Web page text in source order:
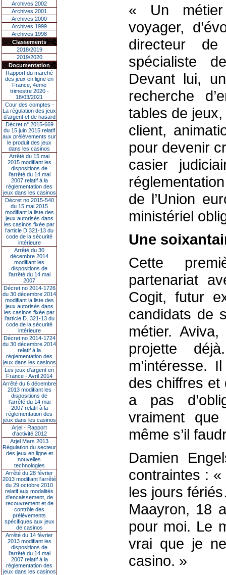
Archives 2002
Archives 2001
Archives 2000
Archives 1999
Archives 1998
Classements
2018/2019
2019/2020
Documentation
Rapport du marché
des jeux en ligne en
France, 4eme
trimestre 2020 -
18/03/2021
Cour des comptes -
La régulation des jeux
d’argent et de hasard
Décret n° 2015-669
du 15 juin 2015 relatif
aux prélèvements sur
le produit des jeux
dans les casinos
Arrêté du 15 mai
2015 modifiant les
dispositions de
l’arrêté du 14 mai
2007 relatif à la
réglementation des
jeux dans les casinos
Décret no 2015-540
du 15 mai 2015
modifiant la liste des
jeux autorisés dans
les casinos fixée par
l’article D.321-13 du
code de la sécurité
intérieure
Arrêté du 30
décembre 2014
modifiant les
dispositions de
l’arrêté du 14 mai
2007
Décret no 2014-1726
du 30 décembre 2014
modifiant la liste des
jeux autorisés dans
les casinos fixée par
l’article D. 321-13 du
code de la sécurité
intérieure
Décret no 2014-1724
du 30 décembre 2014
relatif à la
réglementation des
jeux dans les casinos
Les jeux d’argent en
France - Avril 2014
Arrêté du 6 décembre
2013 modifiant les
dispositions de
l’arrêté du 14 mai
2007 relatif à la
réglementation des
jeux dans les casinos
Arjel - Rapport
d'activité 2012
Arjel Mars 2013
Régulation du secteur
des jeux en ligne et
nouvelles
technologies
Arrêté du 28 février
2013 modifiant l'arrêté
du 29 octobre 2010
relatif aux modalités
d'encaissement, de
recouvrement et de
contrôle des
prélèvements
spécifiques aux jeux
de casinos
Arrêté du 14 février
2013 modifiant les
dispositions de
l'arrêté du 14 mai
2007 relatif à la
réglementation des
jeux dans les casinos
« Un
voyager,
directeur
spécialiste
Devant lui,
recherche
tables de
client,
pour devenir
casier
de l’Union
ministériel
Une
Cette
partenariat
Cogit, futur
candidats de
métier.
projette
m’intéresse.
des chiffres et
a pas
vraiment que
même s’il
Damien
contraintes :
les jours
Maayron, 18
pour moi. Le
vrai que je
casino. »